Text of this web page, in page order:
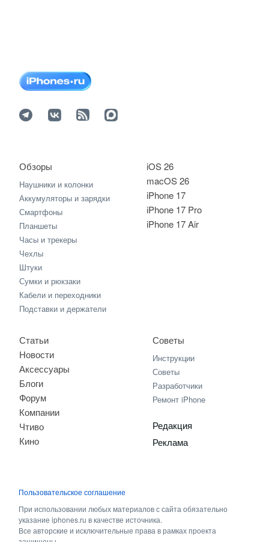
iOS 26
macOS 26
iPhone 17
iPhone 17 Pro
iPhone 17 Air
Обзоры
Наушники и колонки
Аккумуляторы и зарядки
Смартфоны
Планшеты
Часы и трекеры
Чехлы
Штуки
Сумки и рюкзаки
Кабели и переходники
Подставки и держатели
Статьи
Новости
Аксессуары
Блоги
Форум
Компании
Чтиво
Кино
Советы
Инструкции
Советы
Разработчики
Ремонт iPhone
Редакция
Реклама
Пользовательское соглашение
При использовании любых материалов с сайта обязательно
указание iphones.ru в качестве источника.
Все авторские и исключительные права в рамках проекта